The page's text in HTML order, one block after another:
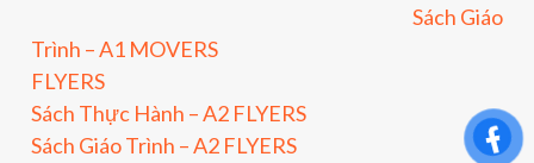
Sách Giáo
Trình – A1 MOVERS
FLYERS
Sách Thực Hành – A2 FLYERS
Sách Giáo Trình – A2 FLYERS